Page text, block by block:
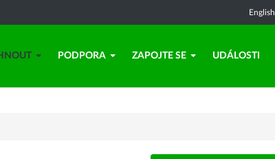
English
PODPORA ZAPOJTE SE UDÁLOSTI